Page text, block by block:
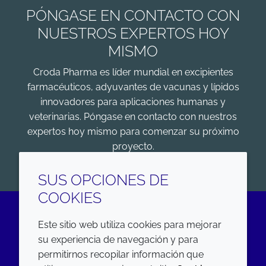
PÓNGASE EN CONTACTO CON
NUESTROS EXPERTOS HOY
MISMO
Croda Pharma es líder mundial en excipientes
farmacéuticos, adyuvantes de vacunas y lípidos
innovadores para aplicaciones humanas y
veterinarias. Póngase en contacto con nuestros
expertos hoy mismo para comenzar su próximo
proyecto.
LinkedIn
EMPRESA
SUS OPCIONES DE
COOKIES
Este sitio web utiliza cookies para mejorar
su experiencia de navegación y para
permitirnos recopilar información que